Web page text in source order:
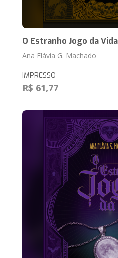
O Estranho Jogo da Vida
Ana Flávia G. Machado
IMPRESSO
R$ 61,77